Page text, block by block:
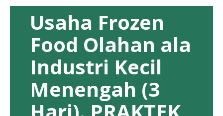
Usaha Frozen
Food Olahan ala
Industri Kecil
Menengah (3